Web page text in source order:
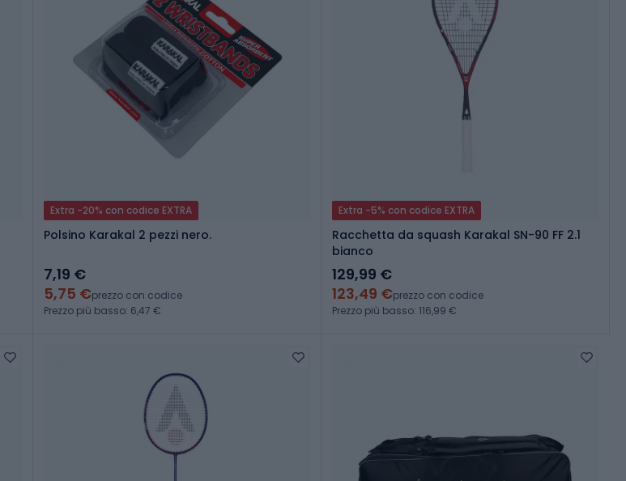
Extra -20% con codice EXTRA
Polsino Karakal 2 pezzi nero.
7,19 €
5,75 €prezzo con codice
Prezzo più basso: 6,47 €
Extra -5% con codice EXTRA
Racchetta da squash Karakal SN-90 FF 2.1
bianco
129,99 €
123,49 €prezzo con codice
Prezzo più basso: 116,99 €